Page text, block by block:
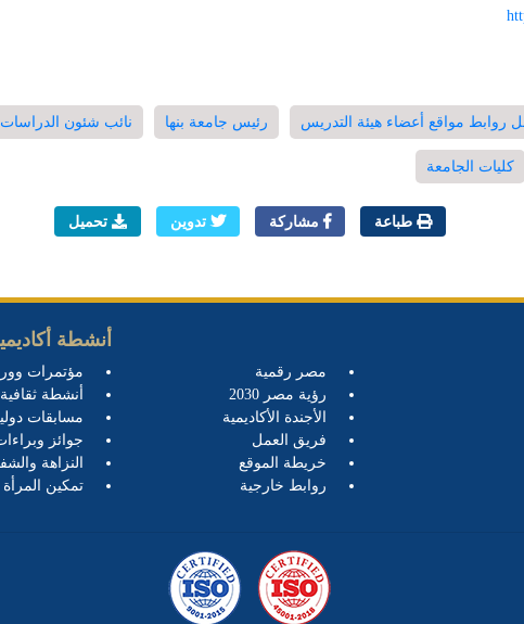
روابط مواقع أعضاء هيئة التدريس رئيس جامعة بنها نائب شئون الدراسات
كليات الجامعة
طباعة مشاركة تدوين تحميل
مصر رقمية
رؤية مصر 2030
الأجندة الأكاديمية
فريق العمل
خريطة الموقع
روابط خارجية
أنشطة
مؤتمرات
أنشطة
مسابقات
جوائز
النزاهة
تمكين المرأة